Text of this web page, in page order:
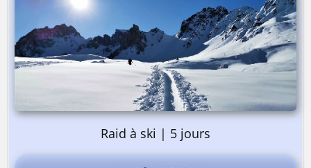
Raid à ski | 5 jours